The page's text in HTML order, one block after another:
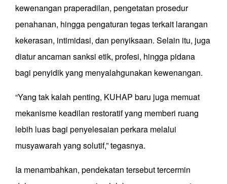
kewenangan praperadilan, pengetatan prosedur
penahanan, hingga pengaturan tegas terkait larangan
kekerasan, intimidasi, dan penyiksaan. Selain itu, juga
diatur ancaman sanksi etik, profesi, hingga pidana
bagi penyidik yang menyalahgunakan kewenangan.
“Yang tak kalah penting, KUHAP baru juga memuat
mekanisme keadilan restoratif yang memberi ruang
lebih luas bagi penyelesaian perkara melalui
musyawarah yang solutif,” tegasnya.
Ia menambahkan, pendekatan tersebut tercermin